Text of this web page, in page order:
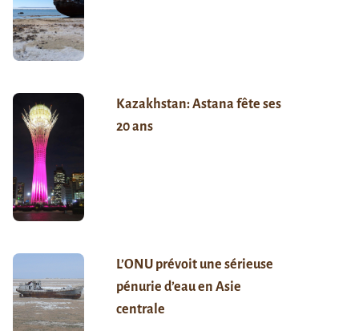
Kazakhstan: Astana fête ses
20 ans
L’ONU prévoit une sérieuse
pénurie d’eau en Asie
centrale